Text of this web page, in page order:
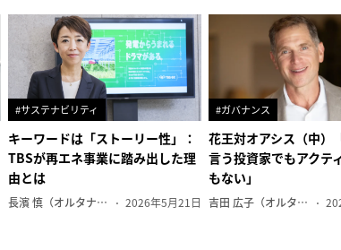
#サステナビリティ
キーワードは「ストーリー性」：
TBSが再エネ事業に踏み出した理
由とは
長濱 慎（オルタナ副編集長） 2026年5月21日
#ガバナンス
花王対オアシス（中）
言う投資家でもアクテ
もない」
吉田 広子（オルタナ輪番編集長）